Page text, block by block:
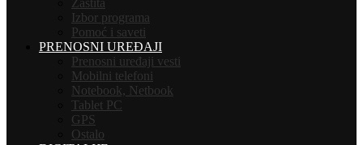
Zaštita
Izbor programa
Pomoć i saveti
PRENOSNI UREĐAJI
Prenosni uređaji vesti
Mobilni telefoni
Notebook, Netbook
Tablet PC
GPS
Ostalo